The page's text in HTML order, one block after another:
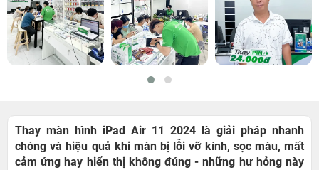
Thay màn hình iPad Air 11 2024 là giải pháp nhanh
chóng và hiệu quả khi màn bị lỗi vỡ kính, sọc màu, mất
cảm ứng hay hiển thị không đúng - những hư hỏng này